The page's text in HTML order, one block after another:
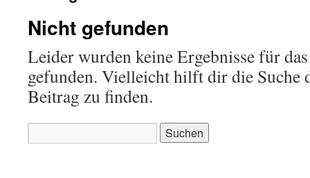
Nicht gefunden
Leider wurden keine Ergebnisse für
gefunden. Vielleicht hilft dir die Suche
Beitrag zu finden.
nach: